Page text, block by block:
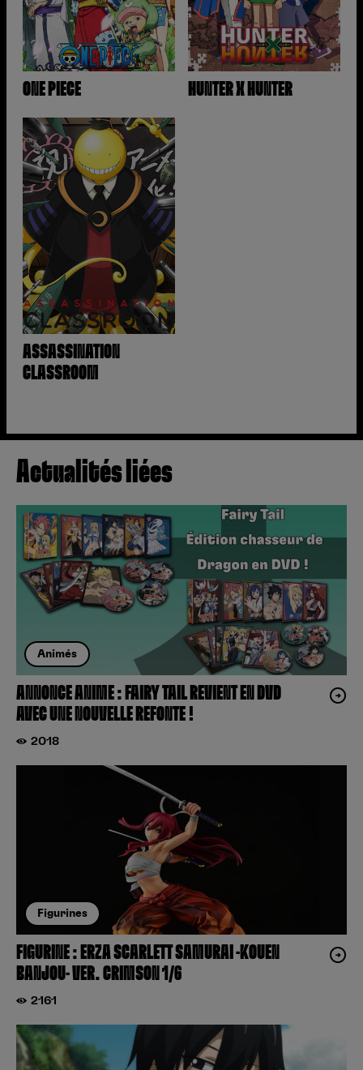
ONE PIECE HUNTER X HUNTER
ASSASSINATION
CLASSROOM
Actualités liées
Animés
ANNONCE ANIME : FAIRY TAIL REVIENT EN DVD
AVEC UNE NOUVELLE REFONTE !
2018
Figurines
FIGURINE : ERZA SCARLETT SAMURAI -KOUEN
BANJOU- VER. CRIMSON 1/6
2161